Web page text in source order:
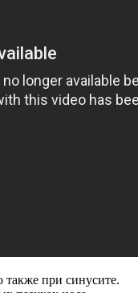
также при синусите.